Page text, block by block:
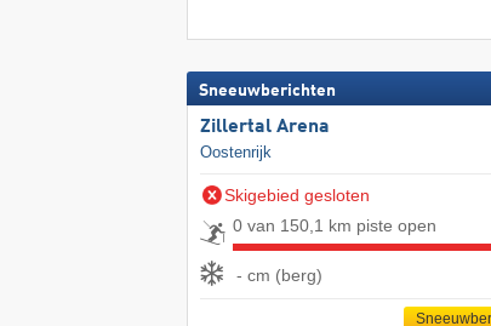
Sneeuwberichten
Zillertal Arena
Oostenrijk
Skigebied gesloten
0 van 150,1 km piste open
- cm (berg)